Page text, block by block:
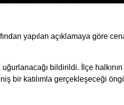
yapılan açıklamaya göre
bildirildi. İlçe
bir katılımla gerçekleşeceği